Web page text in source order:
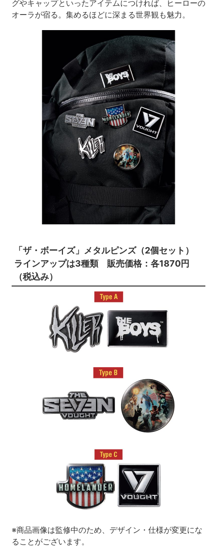
グやキャップといったアイテムにつければ、ヒーローの
オーラが宿る。集めるほどに深まる世界観も魅力。
「ザ・ボーイズ」メタルピンズ（2個セット）
ラインアップは3種類 販売価格：各1870円
（税込み）
※商品画像は監修中のため、デザイン・仕様が変更にな
ることがございます。